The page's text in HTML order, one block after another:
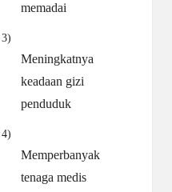
memadai
3)
Meningkatnya
keadaan gizi
penduduk
4)
Memperbanyak
tenaga medis